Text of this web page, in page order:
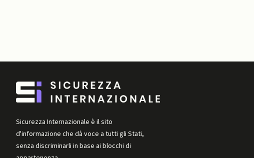
Sicurezza Internazionale è il sito
d'informazione che dà voce a tutti gli Stati,
senza discriminarli in base ai blocchi di